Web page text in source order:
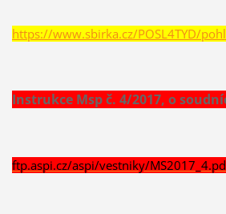
https://www.sbirka.cz/POSL4TYD/
Instrukce Msp č. 4/2017, o
ftp.aspi.cz/aspi/vestniky/